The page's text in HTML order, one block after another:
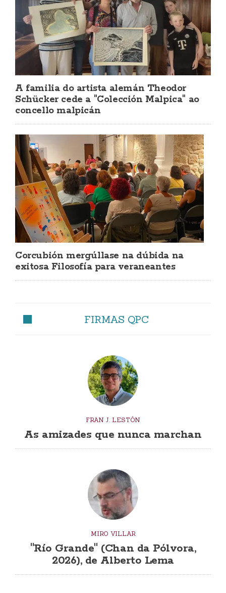
A familia do artista alemán Theodor
Schücker cede a "Colección Malpica" ao
concello malpicán
Corcubión mergúllase na dúbida na
exitosa Filosofía para veraneantes
FIRMAS QPC
FRAN J. LESTÓN
As amizades que nunca marchan
MIRO VILLAR
"Río Grande" (Chan da Pólvora,
2026), de Alberto Lema